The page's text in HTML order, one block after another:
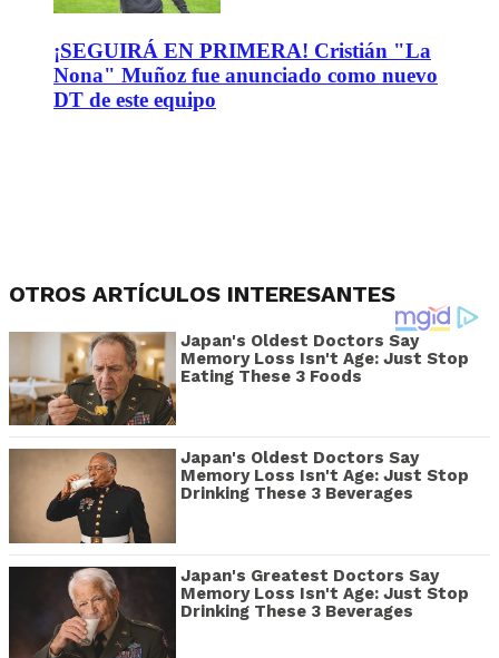
¡SEGUIRÁ EN PRIMERA! Cristián "La
Nona" Muñoz fue anunciado como nuevo
DT de este equipo
OTROS ARTÍCULOS INTERESANTES
Japan's Oldest Doctors Say
Memory Loss Isn't Age: Just Stop
Eating These 3 Foods
Japan's Oldest Doctors Say
Memory Loss Isn't Age: Just Stop
Drinking These 3 Beverages
Japan's Greatest Doctors Say
Memory Loss Isn't Age: Just Stop
Drinking These 3 Beverages